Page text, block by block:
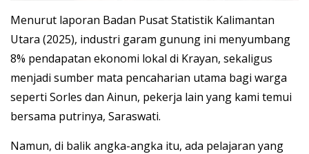
Menurut laporan Badan Pusat Statistik Kalimantan
Utara (2025), industri garam gunung ini menyumbang
8% pendapatan ekonomi lokal di Krayan, sekaligus
menjadi sumber mata pencaharian utama bagi warga
seperti Sorles dan Ainun, pekerja lain yang kami temui
bersama putrinya, Saraswati.
Namun, di balik angka-angka itu, ada pelajaran yang